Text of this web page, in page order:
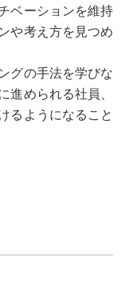
ベーションを維持
や考え方を見つめ
グの手法を学びな
進められる社員、
るようになること